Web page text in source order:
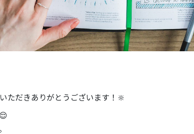
ただきありがとうございます！🔆